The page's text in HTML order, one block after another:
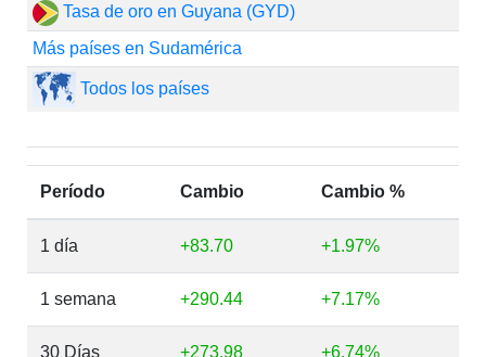
Tasa de oro en Guyana (GYD)
Más países en Sudamérica
Todos los países
Período Cambio Cambio %
1 día +83.70 +1.97%
1 semana +290.44 +7.17%
30 Días +273.98 +6.74%